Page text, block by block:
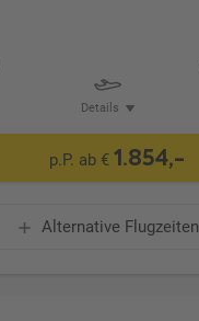
Details
p.P. ab €1.854,-
Alternative Flugzeiten